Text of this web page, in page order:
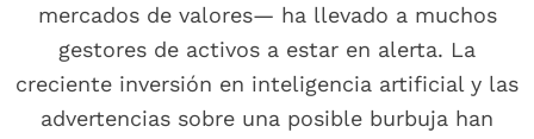
mercados de valores— ha llevado a muchos
gestores de activos a estar en alerta. La
creciente inversión en inteligencia artificial y las
advertencias sobre una posible burbuja han